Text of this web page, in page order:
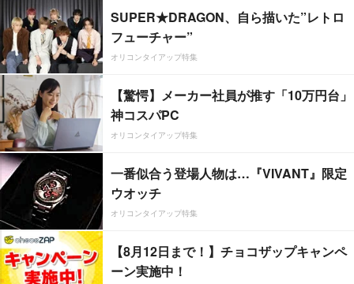
SUPER★DRAGON、自ら描いた”レトロ
フューチャー”
オリコンタイアップ特集
【驚愕】メーカー社員が推す「10万円台」
神コスパPC
オリコンタイアップ特集
一番似合う登場人物は…『VIVANT』限定
ウオッチ
オリコンタイアップ特集
【8月12日まで！】チョコザップキャンペ
ーン実施中！